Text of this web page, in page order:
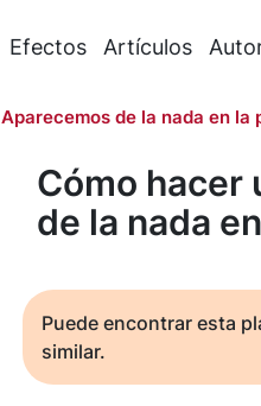
Efectos Artículos
Aparecemos de la nada en la
Cómo hacer
de la nada
Puede encontrar esta
similar.